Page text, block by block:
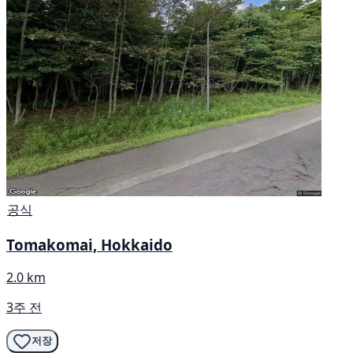
공식
Tomakomai, Hokkaido
2.0 km
3주 전
저장